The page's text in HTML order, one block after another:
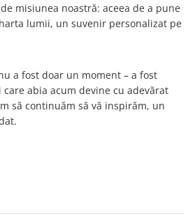
misiunea noastră: aceea de a pune
lumii, un suvenir personalizat pe
a fost doar un moment – a fost
abia acum devine cu adevărat
să continuăm să vă inspirăm, un